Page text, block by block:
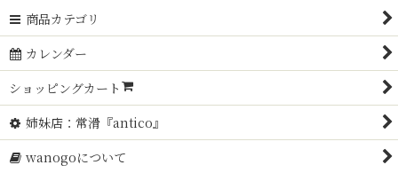
商品カテゴリ
カレンダー
ショッピングカート
姉妹店：常滑『antico』
wanogoについて